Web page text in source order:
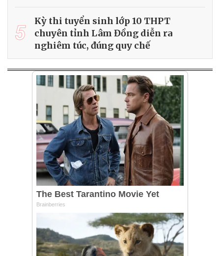
5
Kỳ thi tuyển sinh lớp 10 THPT
chuyên tỉnh Lâm Đồng diễn ra
nghiêm túc, đúng quy chế